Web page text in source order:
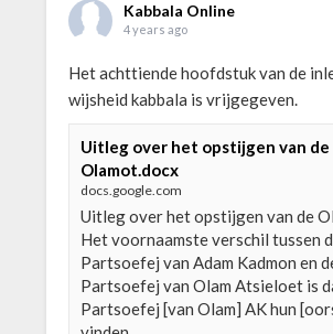
Kabbala Online
4 years ago
Het achttiende hoofdstuk van de
wijsheid kabbala is vrijgegeven.
Uitleg over het opstijgen van de
Olamot.docx
docs.google.com
Uitleg over het opstijgen van de
Het voornaamste verschil tussen
Partsoefej van Adam Kadmon en
Partsoefej van Olam Atsieloet is
Partsoefej [van Olam] AK hun